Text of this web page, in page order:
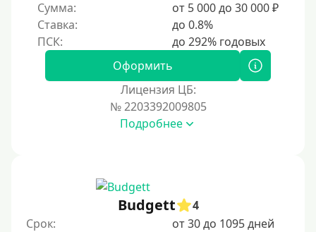
Сумма:
от 5 000 до 30 000 ₽
Ставка:
до 0.8%
Оформить
Лицензия ЦБ:
№ 2203392009805
Подробнее
Budgett
4
Срок:
от 30 до 1095 дней